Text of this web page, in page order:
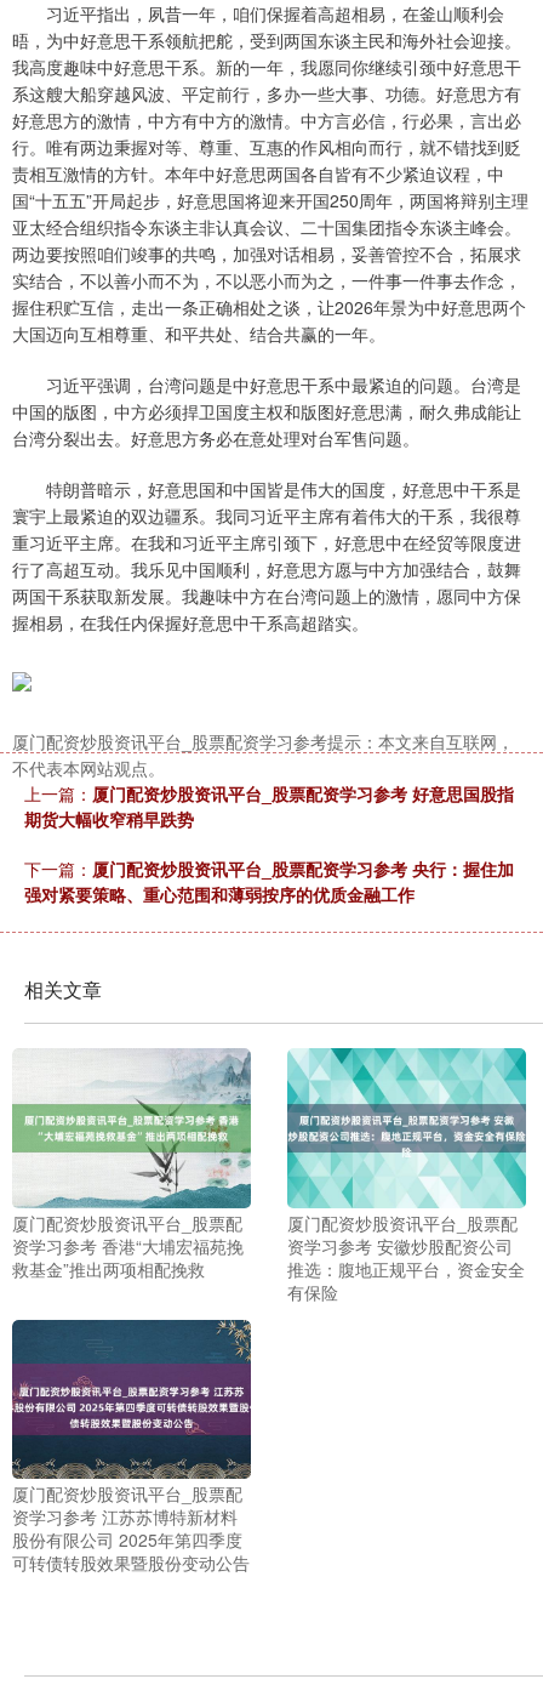
习近平指出，夙昔一年，咱们保握着高超相易，在釜山顺利会
晤，为中好意思干系领航把舵，受到两国东谈主民和海外社会迎接。
我高度趣味中好意思干系。新的一年，我愿同你继续引颈中好意思干
系这艘大船穿越风波、平定前行，多办一些大事、功德。好意思方有
好意思方的激情，中方有中方的激情。中方言必信，行必果，言出必
行。唯有两边秉握对等、尊重、互惠的作风相向而行，就不错找到贬
责相互激情的方针。本年中好意思两国各自皆有不少紧迫议程，中
国“十五五”开局起步，好意思国将迎来开国250周年，两国将辩别主理
亚太经合组织指令东谈主非认真会议、二十国集团指令东谈主峰会。
两边要按照咱们竣事的共鸣，加强对话相易，妥善管控不合，拓展求
实结合，不以善小而不为，不以恶小而为之，一件事一件事去作念，
握住积贮互信，走出一条正确相处之谈，让2026年景为中好意思两个
大国迈向互相尊重、和平共处、结合共赢的一年。
习近平强调，台湾问题是中好意思干系中最紧迫的问题。台湾是
中国的版图，中方必须捍卫国度主权和版图好意思满，耐久弗成能让
台湾分裂出去。好意思方务必在意处理对台军售问题。
特朗普暗示，好意思国和中国皆是伟大的国度，好意思中干系是
寰宇上最紧迫的双边疆系。我同习近平主席有着伟大的干系，我很尊
重习近平主席。在我和习近平主席引颈下，好意思中在经贸等限度进
行了高超互动。我乐见中国顺利，好意思方愿与中方加强结合，鼓舞
两国干系获取新发展。我趣味中方在台湾问题上的激情，愿同中方保
握相易，在我任内保握好意思中干系高超踏实。
厦门配资炒股资讯平台_股票配资学习参考提示：本文来自互联网，
不代表本网站观点。
上一篇： 厦门配资炒股资讯平台_股票配资学习参考 好意思国股指
期货大幅收窄稍早跌势
下一篇： 厦门配资炒股资讯平台_股票配资学习参考 央行：握住加
强对紧要策略、重心范围和薄弱按序的优质金融工作
相关文章
厦门配资炒股资讯平台_股票配
资学习参考 香港“大埔宏福苑挽
救基金”推出两项相配挽救
厦门配资炒股资讯平台_股票配
资学习参考 安徽炒股配资公司
推选：腹地正规平台，资金安全
有保险
厦门配资炒股资讯平台_股票配
资学习参考 江苏苏博特新材料
股份有限公司 2025年第四季度
可转债转股效果暨股份变动公告
上证综指 3913.08